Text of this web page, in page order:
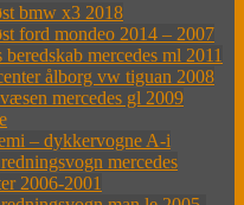
bmw x3 2018
ford mondeo 2014 – 2007
mercedes ml 2011
ålborg vw tiguan 2008
mercedes gl 2009
– dykkervogne A-i
mercedes
2006-2001